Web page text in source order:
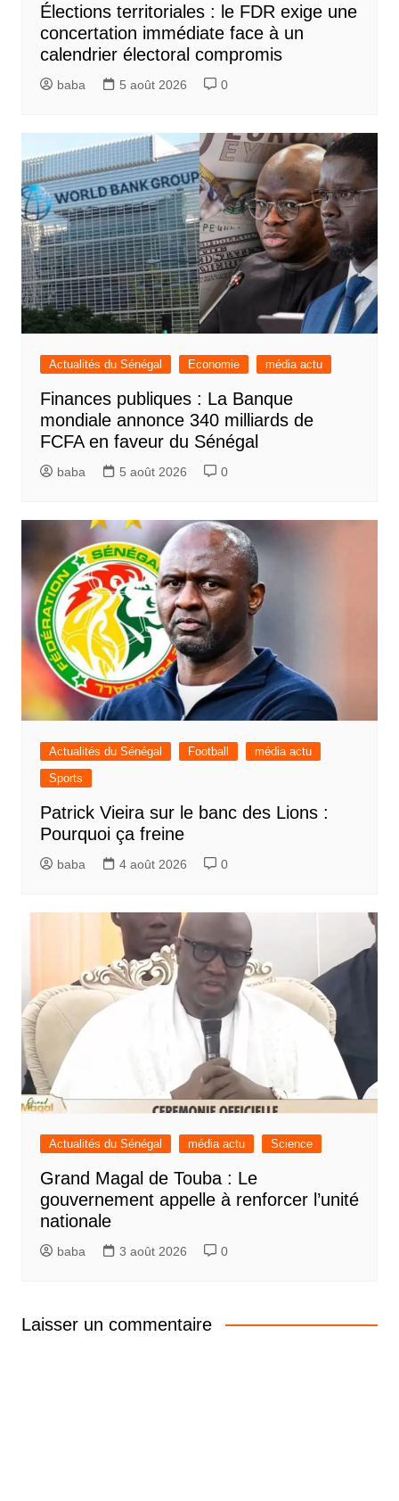
Élections territoriales : le FDR exige une
concertation immédiate face à un
calendrier électoral compromis
baba 5 août 2026 0
Actualités du Sénégal Economie média actu
Finances publiques : La Banque
mondiale annonce 340 milliards de
FCFA en faveur du Sénégal
baba 5 août 2026 0
Actualités du Sénégal Football
média actu
Sports
Patrick Vieira sur le banc des Lions :
Pourquoi ça freine
baba 4 août 2026 0
Actualités du Sénégal média actu Science
Grand Magal de Touba : Le
gouvernement appelle à renforcer l’unité
nationale
baba 3 août 2026 0
Laisser un commentaire